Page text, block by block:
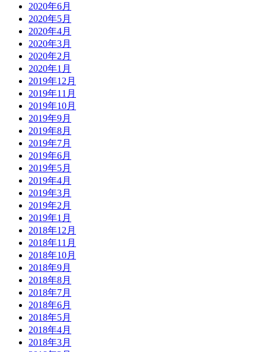
2020年6月
2020年5月
2020年4月
2020年3月
2020年2月
2020年1月
2019年12月
2019年11月
2019年10月
2019年9月
2019年8月
2019年7月
2019年6月
2019年5月
2019年4月
2019年3月
2019年2月
2019年1月
2018年12月
2018年11月
2018年10月
2018年9月
2018年8月
2018年7月
2018年6月
2018年5月
2018年4月
2018年3月